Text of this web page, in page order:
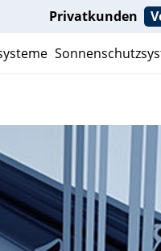
Privatkunden